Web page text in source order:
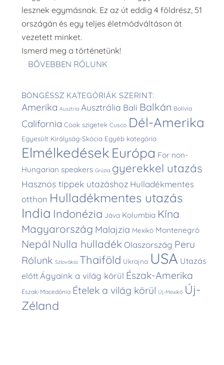
lesznek egymásnak. Ez az út eddig 4 földrész, 51
országán és egy teljes életmódváltáson át
vezetett minket.
Ismerd meg a történetünk!
BŐVEBBEN RÓLUNK
BÖNGÉSSZ KATEGÓRIÁK SZERINT:
Amerika Ausztria Ausztrália Bali Balkán Bolívia
California Cook szigetek Cusco Dél-Amerika
Egyesült Királyság-Skócia Egyéb kategória
Elmélkedések Európa For non-
Hungarian speakers Grúzia gyerekkel utazás
Hasznos tippek utazáshoz Hulladékmentes
otthon Hulladékmentes utazás
India Indonézia Jáva Kolumbia Kína
Magyarország Malajzia Mexikó Montenegró
Nepál Nulla hulladék Olaszország Peru
Rólunk Szlovákia Thaiföld Ukrajna USA Utazás
előtt Ágyaink a világ körül Észak-Amerika
Észak-Macedónia Ételek a világ körül Új-Mexikó Új-
Zéland